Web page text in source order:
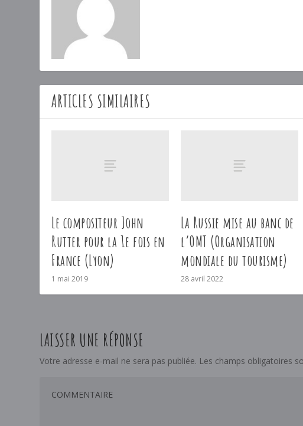
ARTICLES SIMILAIRES
Le compositeur John
Rutter pour la 1e fois en
France (Lyon)
1 mai 2019
La Russie mise au banc de
l’OMT (Organisation
mondiale du tourisme)
28 avril 2022
LAISSER UNE RÉPONSE
Votre adresse e-mail ne sera pas publiée. Les champs obligatoires